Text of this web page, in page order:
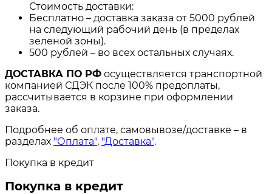
Стоимость доставки:
Бесплатно – доставка заказа от 5000 рублей
на следующий рабочий день (в пределах
зеленой зоны).
500 рублей – во всех остальных случаях.
ДОСТАВКА ПО РФ осуществляется транспортной
компанией СДЭК после 100% предоплаты,
рассчитывается в корзине при оформлении
заказа.
Подробнее об оплате, самовывозе/доставке – в
разделах "Оплата", "Доставка".
Покупка в кредит
Покупка в кредит